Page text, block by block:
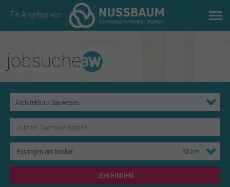
Ein Angebot von
JOB FINDEN